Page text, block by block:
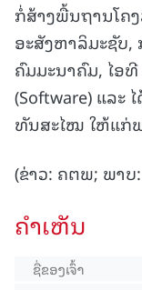
ກໍ່ສ້າງພື້ນຖານໂຄ
ອະສັງຫາລິມະຊັບ,
ຄົມມະນາຄົມ, ໄອ
(Software) ແລະ
ທັນສະໄໝ ໃຫ້ແກ່
(ຂ່າວ: ຄຕພ; ພາບ
ຄໍາເຫັນ